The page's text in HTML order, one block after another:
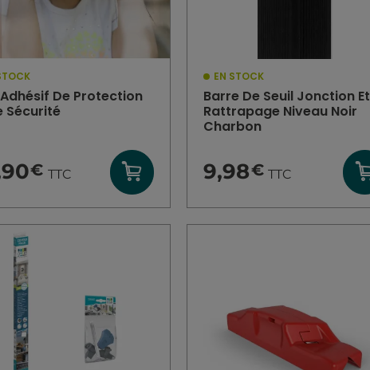
De Protection
Sécurité
€ TTC
EN STOCK
Barre De Seuil Jonction Et
Rattrapage Niveau Noir
Charbon
9,98€ TTC